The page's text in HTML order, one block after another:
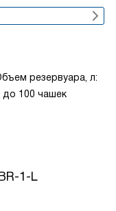
резервуара, л:
до 100 чашек
1-L